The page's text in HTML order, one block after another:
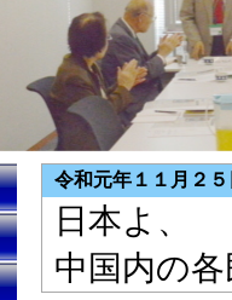
令和元年１１月２
日本よ、
中国内の